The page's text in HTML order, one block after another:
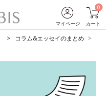
マイページ
0
カート
コラム&エッセイのまとめ